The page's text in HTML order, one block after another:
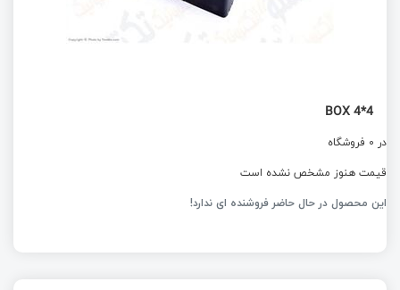
BOX 4*4
در 0 فروشگاه
قیمت هنوز مشخص نشده است
این محصول در حال حاضر فروشنده ای ندارد!